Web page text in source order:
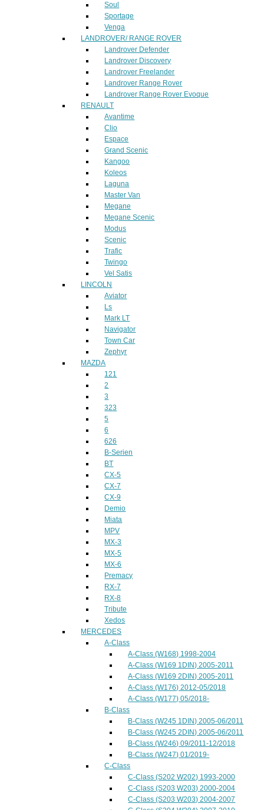
Soul
Sportage
Venga
LANDROVER/ RANGE ROVER
Landrover Defender
Landrover Discovery
Landrover Freelander
Landrover Range Rover
Landrover Range Rover Evoque
RENAULT
Avantime
Clio
Espace
Grand Scenic
Kangoo
Koleos
Laguna
Master Van
Megane
Megane Scenic
Modus
Scenic
Trafic
Twingo
Vel Satis
LINCOLN
Aviator
Ls
Mark LT
Navigator
Town Car
Zephyr
MAZDA
121
2
3
323
5
6
626
B-Serien
BT
CX-5
CX-7
CX-9
Demio
Miata
MPV
MX-3
MX-5
MX-6
Premacy
RX-7
RX-8
Tribute
Xedos
MERCEDES
A-Class
A-Class (W168) 1998-2004
A-Class (W169 1DIN) 2005-2011
A-Class (W169 2DIN) 2005-2011
A-Class (W176) 2012-05/2018
A-Class (W177) 05/2018-
B-Class
B-Class (W245 1DIN) 2005-06/2011
B-Class (W245 2DIN) 2005-06/2011
B-Class (W246) 09/2011-12/2018
B-Class (W247) 01/2019-
C-Class
C-Class (S202 W202) 1993-2000
C-Class (S203 W203) 2000-2004
C-Class (S203 W203) 2004-2007